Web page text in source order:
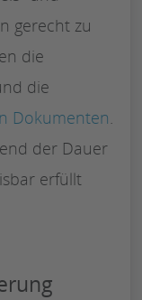
gerecht zu
die
die
Dokumenten.
der Dauer
erfüllt